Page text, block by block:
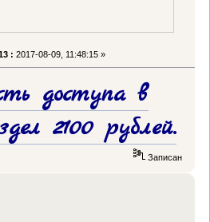
: 2017-08-09, 11:48:15 »
доступа в
2100 рублей.
Записан